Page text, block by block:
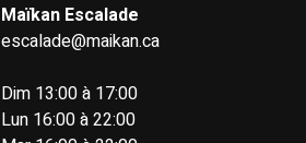
Maïkan Escalade
escalade@maikan.ca
Dim 13:00 à 17:00
Lun 16:00 à 22:00